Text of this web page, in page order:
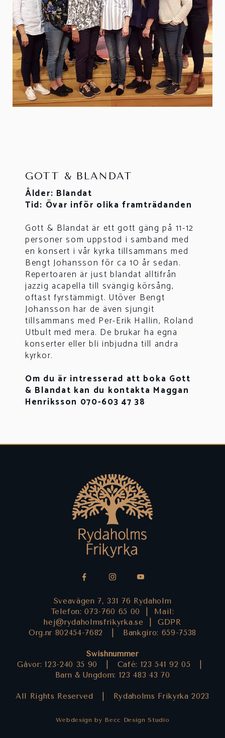
GOTT & BLANDAT
Ålder: Blandat
Tid: Övar inför olika framträdanden
Gott & Blandat är ett gott gäng på 11-12
personer som uppstod i samband med
en konsert i vår kyrka tillsammans med
Bengt Johansson för ca 10 år sedan.
Repertoaren är just blandat alltifrån
jazzig acapella till svängig körsång,
oftast fyrstämmigt. Utöver Bengt
Johansson har de även sjungit
tillsammans med Per-Erik Hallin, Roland
Utbult med mera. De brukar ha egna
konserter eller bli inbjudna till andra
kyrkor.
Om du är intresserad att boka Gott
& Blandat kan du kontakta Maggan
Henriksson 070-603 47 38
Sveavägen 7, 331 76 Rydaholm
Telefon: 073-760 65 00 |
Mail:
hej@rydaholmsfrikyrka.se
GDPR
Org.nr 802454-7682 |
Bankgiro: 659-7538
Swishnummer
Gåvor: 123-240 35 90 |
Café: 123 541 92 05 |
Barn & Ungdom: 123 483 43 70
All Rights Reserved | Rydaholms Frikyrka 2023
Webdesign by Becc Design Studio